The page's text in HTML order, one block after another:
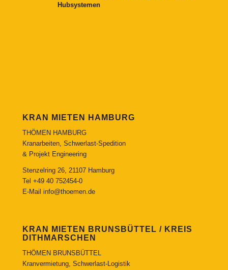
Hubsystemen
KRAN MIETEN HAMBURG
THÖMEN HAMBURG
Kranarbeiten, Schwerlast-Spedition
& Projekt Engineering
Stenzelring 26, 21107 Hamburg
Tel +49 40 752454-0
E-Mail info@thoemen.de
KRAN MIETEN BRUNSBÜTTEL / KREIS
DITHMARSCHEN
THÖMEN BRUNSBÜTTEL
Kranvermietung, Schwerlast-Logistik